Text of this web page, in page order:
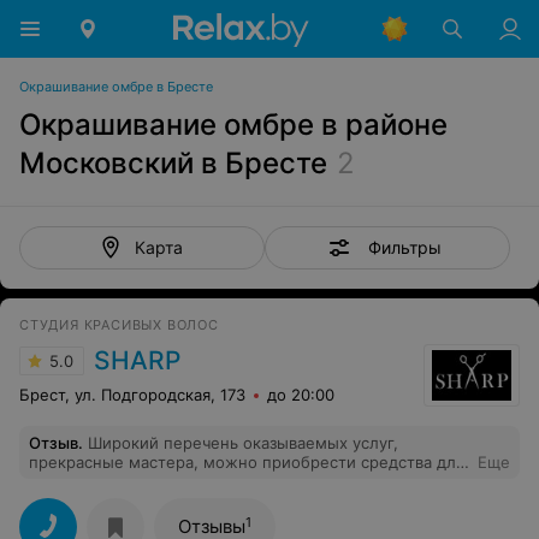
Окрашивание омбре в Бресте
Окрашивание омбре в районе
Московский в Бресте 2
Карта Фильтры
СТУДИЯ КРАСИВЫХ ВОЛОС
5.0 SHARP
Брест, ул. Подгородская, 173 до 20:00
Отзыв. Широкий перечень оказываемых услуг,
прекрасные мастера, можно приобрести средства для
подойдёт именно Вам. На услуги молодого мастера
действует скидка. Обязательно приду снова!
Еще
Отзывы1